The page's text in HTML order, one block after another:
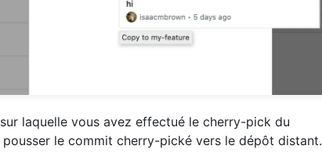
laquelle vous avez effectué le cherry-pick du
le commit cherry-pické vers le dépôt distant.